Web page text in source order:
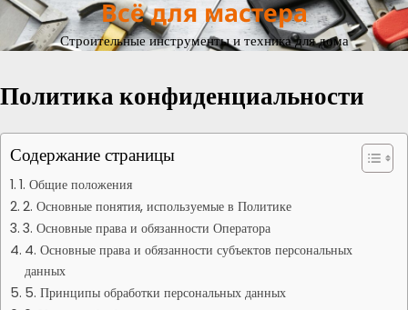
Перейти
содержимому
Всё для мастера
Строительные инструменты и техника для дома
Политика конфиденциальности
Содержание страницы
1. Общие положения
2. Основные понятия, используемые в Политике
3. Основные права и обязанности Оператора
4. Основные права и обязанности субъектов персональных
данных
5. Принципы обработки персональных данных